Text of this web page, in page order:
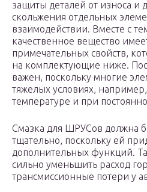
защиты деталей от износа и
скольжения отдельных
взаимодействии. Вместе с
качественное вещество
примечательных свойств,
на комплектующие ниже.
важен, поскольку многие
тяжелых условиях,
температуре и при
Смазка для ШРУСов должна
тщательно, поскольку ей
дополнительных функций.
сильно уменьшить расход
трансмиссионные потери у